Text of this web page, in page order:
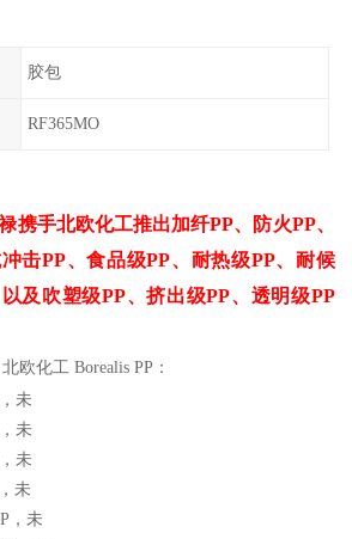
胶包
RF365MO
携手北欧化工推出加纤PP、防火PP、
击PP、食品级PP、耐热级PP、耐候
及吹塑级PP、挤出级PP、透明级PP
欧化工 Borealis PP：
，未
，未
，未
，未
，未